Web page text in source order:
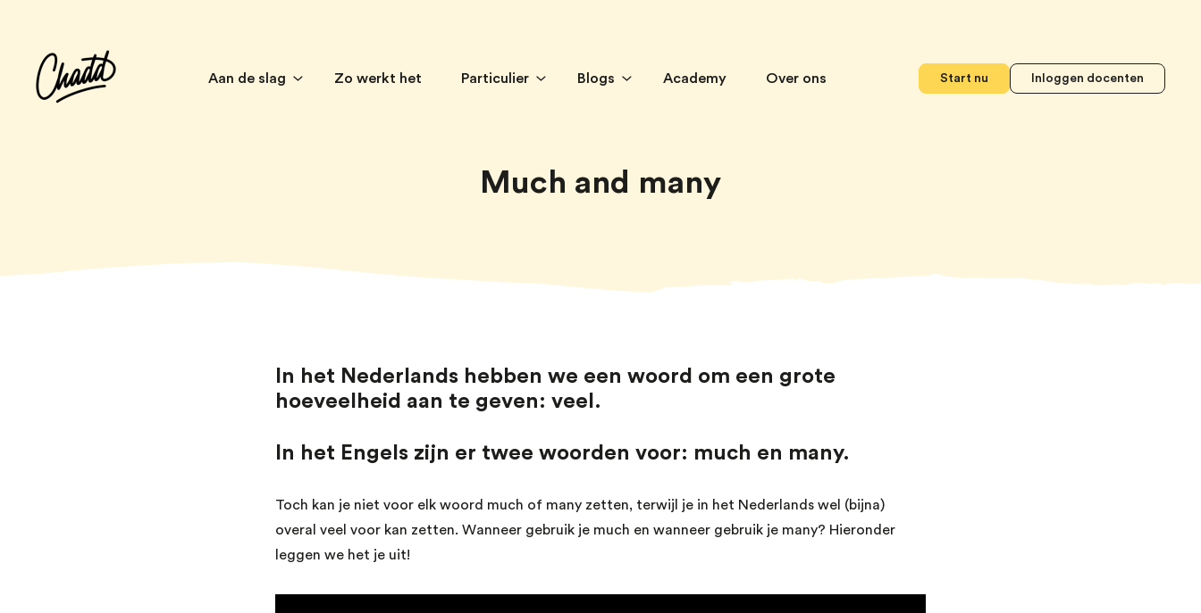
Aan de slag Zo werkt het Particulier Blogs Academy Over ons Start nu Inloggen docenten
Much and many
In het Nederlands hebben we een woord om een grote
hoeveelheid aan te geven: veel.
In het Engels zijn er twee woorden voor: much en many.
Toch kan je niet voor elk woord much of many zetten, terwijl je in het Nederlands wel (bijna)
overal veel voor kan zetten. Wanneer gebruik je much en wanneer gebruik je many? Hieronder
leggen we het je uit!